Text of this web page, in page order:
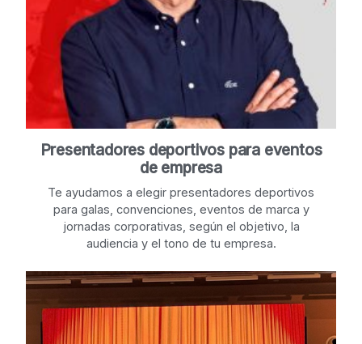
Presentadores deportivos para eventos
de empresa
Te ayudamos a elegir presentadores deportivos
para galas, convenciones, eventos de marca y
jornadas corporativas, según el objetivo, la
audiencia y el tono de tu empresa.